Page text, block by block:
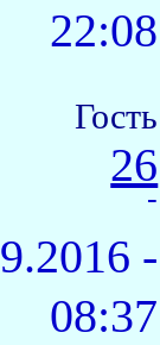
22:08
Гость
26
-
-
08:37